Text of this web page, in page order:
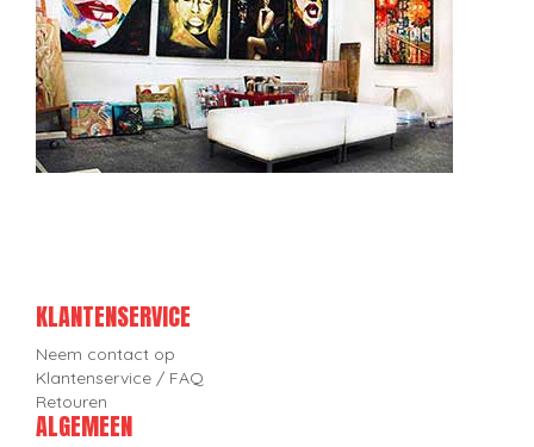
KLANTENSERVICE
Neem contact op
Klantenservice / FAQ
Retouren
ALGEMEEN